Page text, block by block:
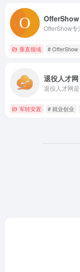
OfferShow
垂直领域 # OfferShow
退役人才网
军转安置 # 就业创业